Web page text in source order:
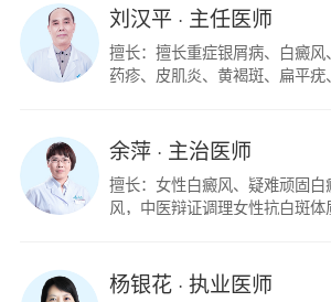
刘汉平· 主任医师
擅长：擅长重症银屑病、白癜
药疹、皮肌炎、黄褐斑、扁平疣
余萍· 主治医师
擅长：女性白癜风、疑难顽固
风，中医辩证调理女性抗白斑体
杨银花· 执业医师